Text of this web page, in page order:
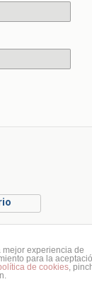
mejor experiencia de
para la
de cookies ,